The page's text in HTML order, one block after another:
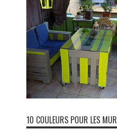
10 COULEURS POUR LES